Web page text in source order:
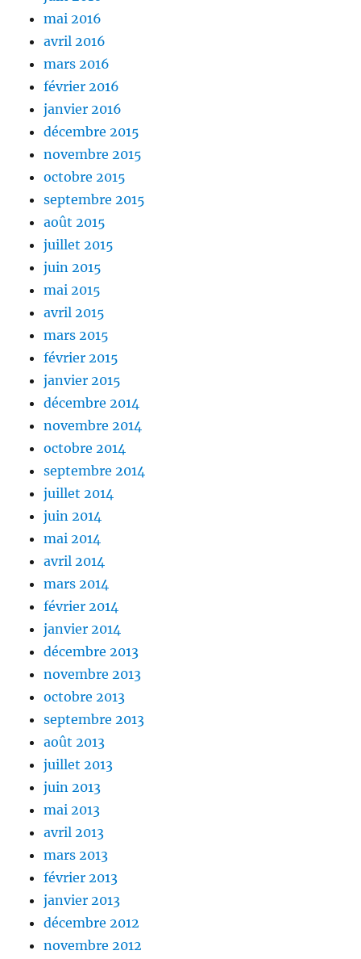
mai 2016
avril 2016
mars 2016
février 2016
janvier 2016
décembre 2015
novembre 2015
octobre 2015
septembre 2015
août 2015
juillet 2015
juin 2015
mai 2015
avril 2015
mars 2015
février 2015
janvier 2015
décembre 2014
novembre 2014
octobre 2014
septembre 2014
juillet 2014
juin 2014
mai 2014
avril 2014
mars 2014
février 2014
janvier 2014
décembre 2013
novembre 2013
octobre 2013
septembre 2013
août 2013
juillet 2013
juin 2013
mai 2013
avril 2013
mars 2013
février 2013
janvier 2013
décembre 2012
novembre 2012